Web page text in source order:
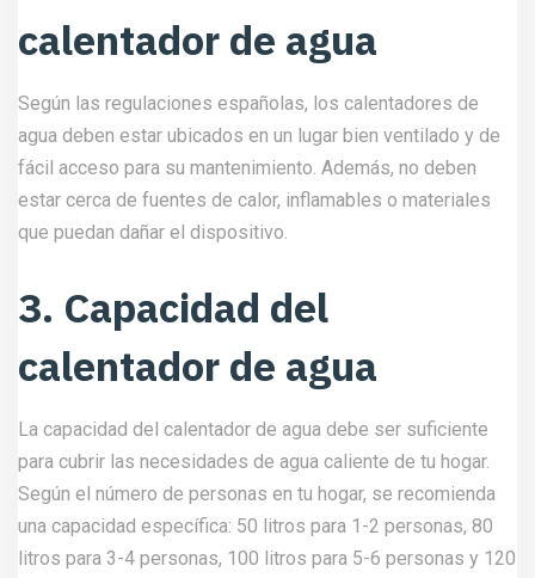
calentador de agua
Según las regulaciones españolas, los calentadores de
agua deben estar ubicados en un lugar bien ventilado y de
fácil acceso para su mantenimiento. Además, no deben
estar cerca de fuentes de calor, inflamables o materiales
que puedan dañar el dispositivo.
3. Capacidad del
calentador de agua
La capacidad del calentador de agua debe ser suficiente
para cubrir las necesidades de agua caliente de tu hogar.
Según el número de personas en tu hogar, se recomienda
una capacidad específica: 50 litros para 1-2 personas, 80
litros para 3-4 personas, 100 litros para 5-6 personas y 120